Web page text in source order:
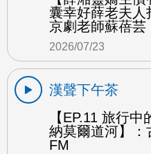
囊幸好薛老夫人
京劇老師蘇蓓芸
2026/07/23
漢聲下午茶
【EP.11 旅行
納莫爾道河】：
FM